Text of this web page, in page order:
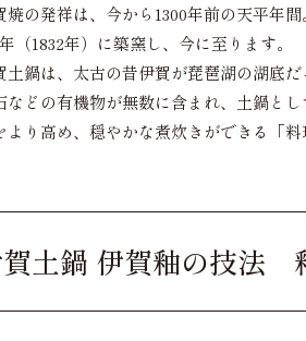
焼の発祥は、今から1300年前の天平年
（1832年）に築窯し、今に至ります。
土鍋は、太古の昔伊賀が琵琶湖の湖底
などの有機物が無数に含まれ、土鍋と
より高め、穏やかな煮炊きができる「料
土鍋 伊賀釉の技法